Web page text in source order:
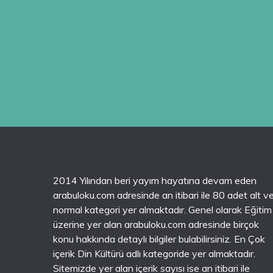
2014 Yılından beri yayım hayatına devam eden
arabuloku.com adresinde an itibari ile 80 adet alt
normal kategori yer almaktadır. Genel olarak Eğitim
üzerine yer alan arabuloku.com adresinde birçok
konu hakkında detaylı bilgiler bulabilirsiniz. En Çok
içerik Din Kültürü adlı kategoride yer almaktadır.
Sitemizde yer alan içerik sayısı ise an itibari ile